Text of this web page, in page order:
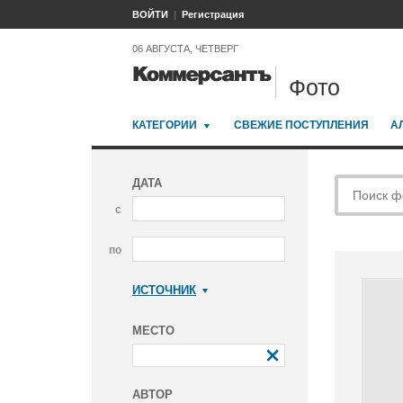
ВОЙТИ Регистрация
06 АВГУСТА, ЧЕТВЕРГ
Фото
КАТЕГОРИИ СВЕЖИЕ ПОСТУПЛЕНИЯ
ДАТА
с
по
ИСТОЧНИК
МЕСТО
АВТОР